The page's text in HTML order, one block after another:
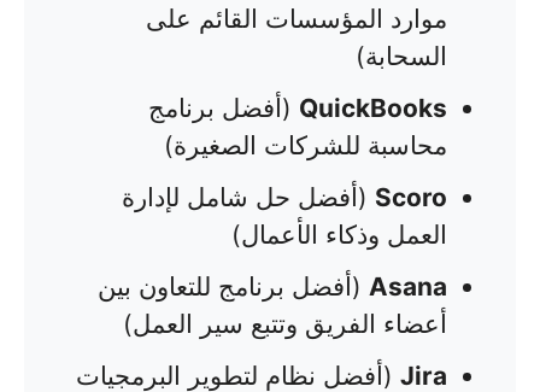
موارد المؤسسات القائم على
السحابة)
QuickBooks (أفضل برنامج
محاسبة للشركات الصغيرة)
Scoro (أفضل حل شامل لإدارة
العمل وذكاء الأعمال)
Asana (أفضل برنامج للتعاون بين
أعضاء الفريق وتتبع سير العمل)
Jira (أفضل نظام لتطوير البرمجيات